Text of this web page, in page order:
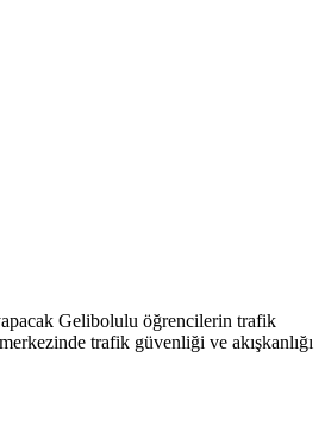
Gelibolulu öğrencilerin trafik
trafik güvenliği ve akışkanlığı